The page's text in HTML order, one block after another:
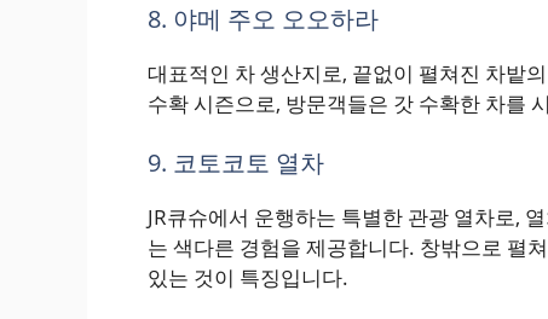
8. 야메 주오 오오하라
대표적인 차 생산지로, 끝없이 펼쳐진 차밭
수확 시즌으로, 방문객들은 갓 수확한 차를
9. 코토코토 열차
JR큐슈에서 운행하는 특별한 관광 열차로,
는 색다른 경험을 제공합니다. 창밖으로 펼
있는 것이 특징입니다.